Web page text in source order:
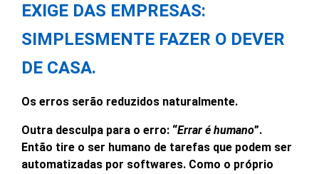
EXIGE DAS EMPRESAS:
SIMPLESMENTE FAZER O DEVER
DE CASA.
Os erros serão reduzidos naturalmente.
Outra desculpa para o erro: “Errar é humano”.
Então tire o ser humano de tarefas que podem ser
automatizadas por softwares. Como o próprio